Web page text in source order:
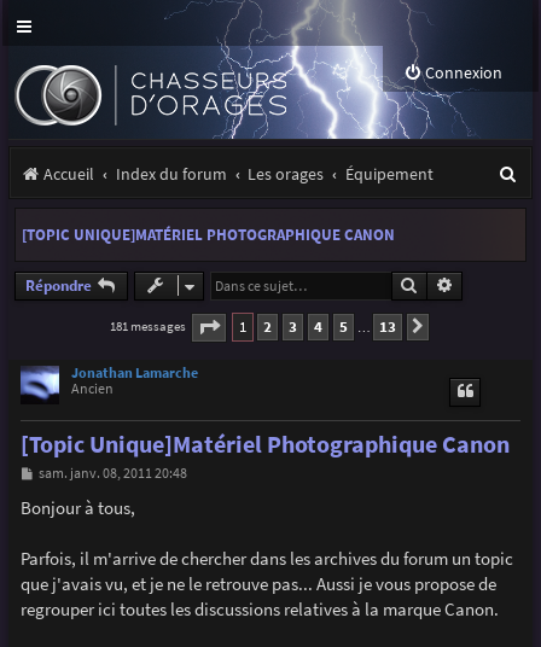
Connexion
Accueil Index du forum Les orages Équipement
e
h
[TOPIC UNIQUE]MATÉRIEL PHOTOGRAPHIQUE CANON
Répondre Rechercher
181 messages Page 1sur 13
1 2 3 4 5 … 13
Jonathan Lamarche
Ancien
[Topic Unique]Matériel Photographique Canon
M
s
s
e
sam. janv. 08, 2011 20:48
Bonjour à tous,
Parfois, il m'arrive de chercher dans les archives du forum un topic
que j'avais vu, et je ne le retrouve pas... Aussi je vous propose de
regrouper ici toutes les discussions relatives à la marque Canon.